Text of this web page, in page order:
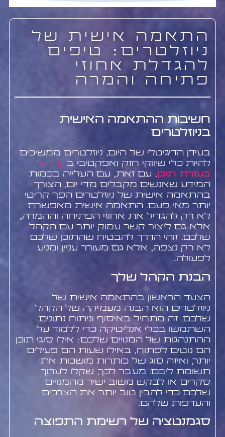
התאמה אישית של
ניוזלטרים: טיפים
להגדלת אחוזי
פתיחה והמרה
חשיבות ההתאמה האישית
בניוזלטרים
בעידן הדיגיטלי של היום, ניוזלטרים ממשיכים
להיות כלי שיווקי חזק ואפקטיבי בקידום
בעזרת תוכן. עם זאת, עם העלייה בכמות
המידע שאנשים מקבלים מדי יום, הצורך
בהתאמה אישית של ניוזלטרים הפך קריטי
יותר מאי פעם. התאמה אישית מאפשרת
לא רק להגדיל את אחוזי הפתיחה וההמרה,
אלא גם ליצור קשר עמוק יותר עם הקהל
שלכם. זוהי הדרך להבטיח שהתוכן שלכם
לא רק נצפה, אלא גם מעורר עניין ומניע
לפעולה.
הבנת הקהל שלך
הצעד הראשון בהתאמה אישית של
ניוזלטרים הוא הבנה מעמיקה של הקהל
שלכם. זה מתחיל באיסוף וניתוח נתונים.
השתמשו בכלי אנליטיקה כדי ללמוד על
ההתנהגות של המנויים שלכם: אילו סוגי תוכן
הם נוטים לפתוח, באילו שעות הם פעילים
יותר, ואיזה סוג של כותרות מושכות את
תשומת ליבם. מעבר לכך, שקלו לערוך
סקרים או לבקש משוב ישיר מהמנויים
שלכם כדי להבין טוב יותר את הצרכים
והעדפות שלהם.
סגמנטציה של רשימת התפוצה